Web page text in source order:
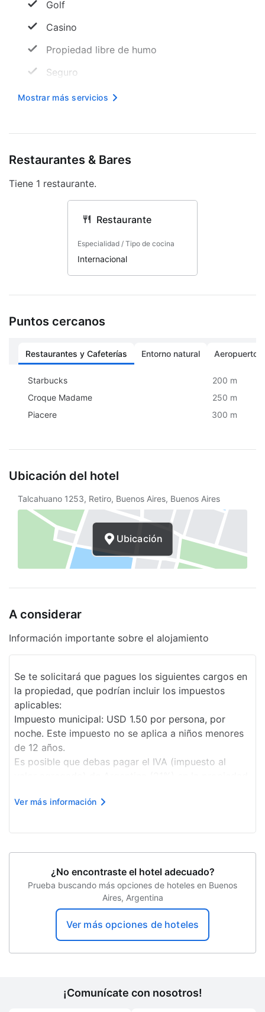
Golf
Casino
Propiedad libre de humo
Seguro
Accesible en silla de ruedas: no
Personal multilingüe
Recepción 24 horas
Servicios con cargo extra
Desayuno disponible
Mostrar más servicios
Restaurantes & Bares
Tiene 1 restaurante.
Restaurante
Especialidad / Tipo de cocina
Internacional
Puntos cercanos
Restaurantes y Cafeterías Entorno natural Aeropuertos
Starbucks
200 m
Croque Madame
250 m
Piacere
300 m
Ubicación del hotel
Talcahuano 1253, Retiro, Buenos Aires, Buenos Aires
Ubicación
A considerar
Información importante sobre el alojamiento
Se te solicitará que pagues los siguientes cargos en
la propiedad, que podrían incluir los impuestos
aplicables:
Impuesto municipal: USD 1.50 por persona, por
noche. Este impuesto no se aplica a niños menores
de 12 años.
Es posible que debas pagar el IVA (impuesto al
pasaporte extranjeros junto con un recibo de
Nacional de Migrac...
Ver más información
¿No encontraste el hotel adecuado?
Prueba buscando más opciones de hoteles en Buenos
Aires, Argentina
Ver más opciones de hoteles
¡Comunícate con nosotros!